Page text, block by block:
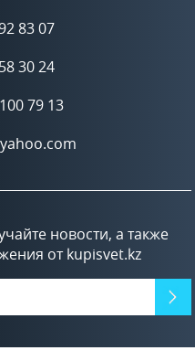
83 07
30 24
79 13
новости, а также
от kupisvet.kz